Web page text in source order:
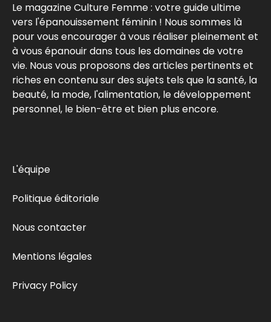
Le magazine Culture Femme : votre guide ultime
vers l'épanouissement féminin ! Nous sommes là
pour vous encourager à vous réaliser pleinement et
à vous épanouir dans tous les domaines de votre
vie. Nous vous proposons des articles pertinents et
riches en contenu sur des sujets tels que la santé, la
beauté, la mode, l'alimentation, le développement
personnel, le bien-être et bien plus encore.
L'équipe
Politique éditoriale
Nous contacter
Mentions légales
Privacy Policy